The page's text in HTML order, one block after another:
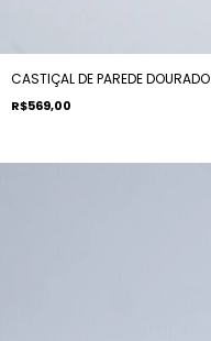
CASTIÇAL DE PAREDE DOURADO
R$569,00